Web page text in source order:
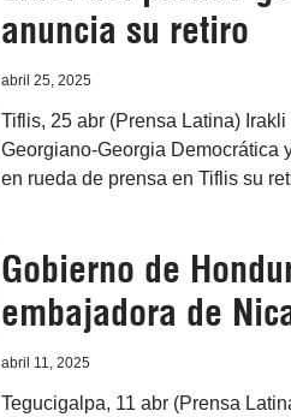
anuncia su retiro
abril 25, 2025
Tiflis, 25 abr (Prensa Latina)
Georgiano-Georgia Democrática
en rueda de prensa en Tiflis su
Gobierno de
embajadora de
abril 11, 2025
Tegucigalpa, 11 abr (Prensa